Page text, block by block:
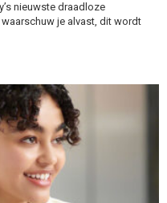
nieuwste draadloze
je alvast, dit wordt